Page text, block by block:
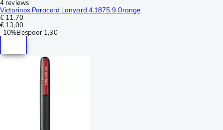
4 reviews
Victorinox Paracord Lanyard 4.1875.9 Orange
€ 11,70
€ 13,00
-10%Bespaar 1,30